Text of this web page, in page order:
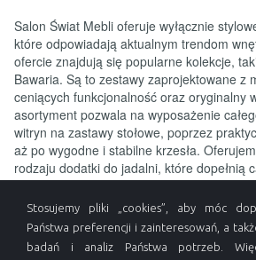
Salon Świat Mebli oferuje wyłącznie
które odpowiadają aktualnym trendom
ofercie znajdują się popularne kolekcje,
Bawaria. Są to zestawy zaprojektowane z
ceniących funkcjonalność oraz oryginalny
asortyment pozwala na wyposażenie
witryn na zastawy stołowe, poprzez
aż po wygodne i stabilne krzesła.
rodzaju dodatki do jadalni, które dopełnią
tworząc spójne i stylowe wnętrze. Dzięki
jadalni każda przestrzeń stanie się
Odpowiedź jest prosta! Wybierając nasz
Mebli z lokalizacją w mieście Żywiec oraz
Stosujemy pliki „cookies”, aby móc
Państwa preferencji i zainteresowań, a
badań i analiz Państwa potrzeb.